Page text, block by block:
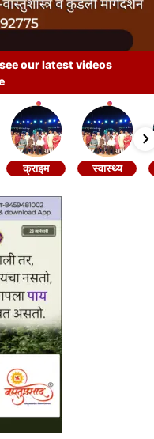
our latest videos
क्राइम स्वास्थ्य